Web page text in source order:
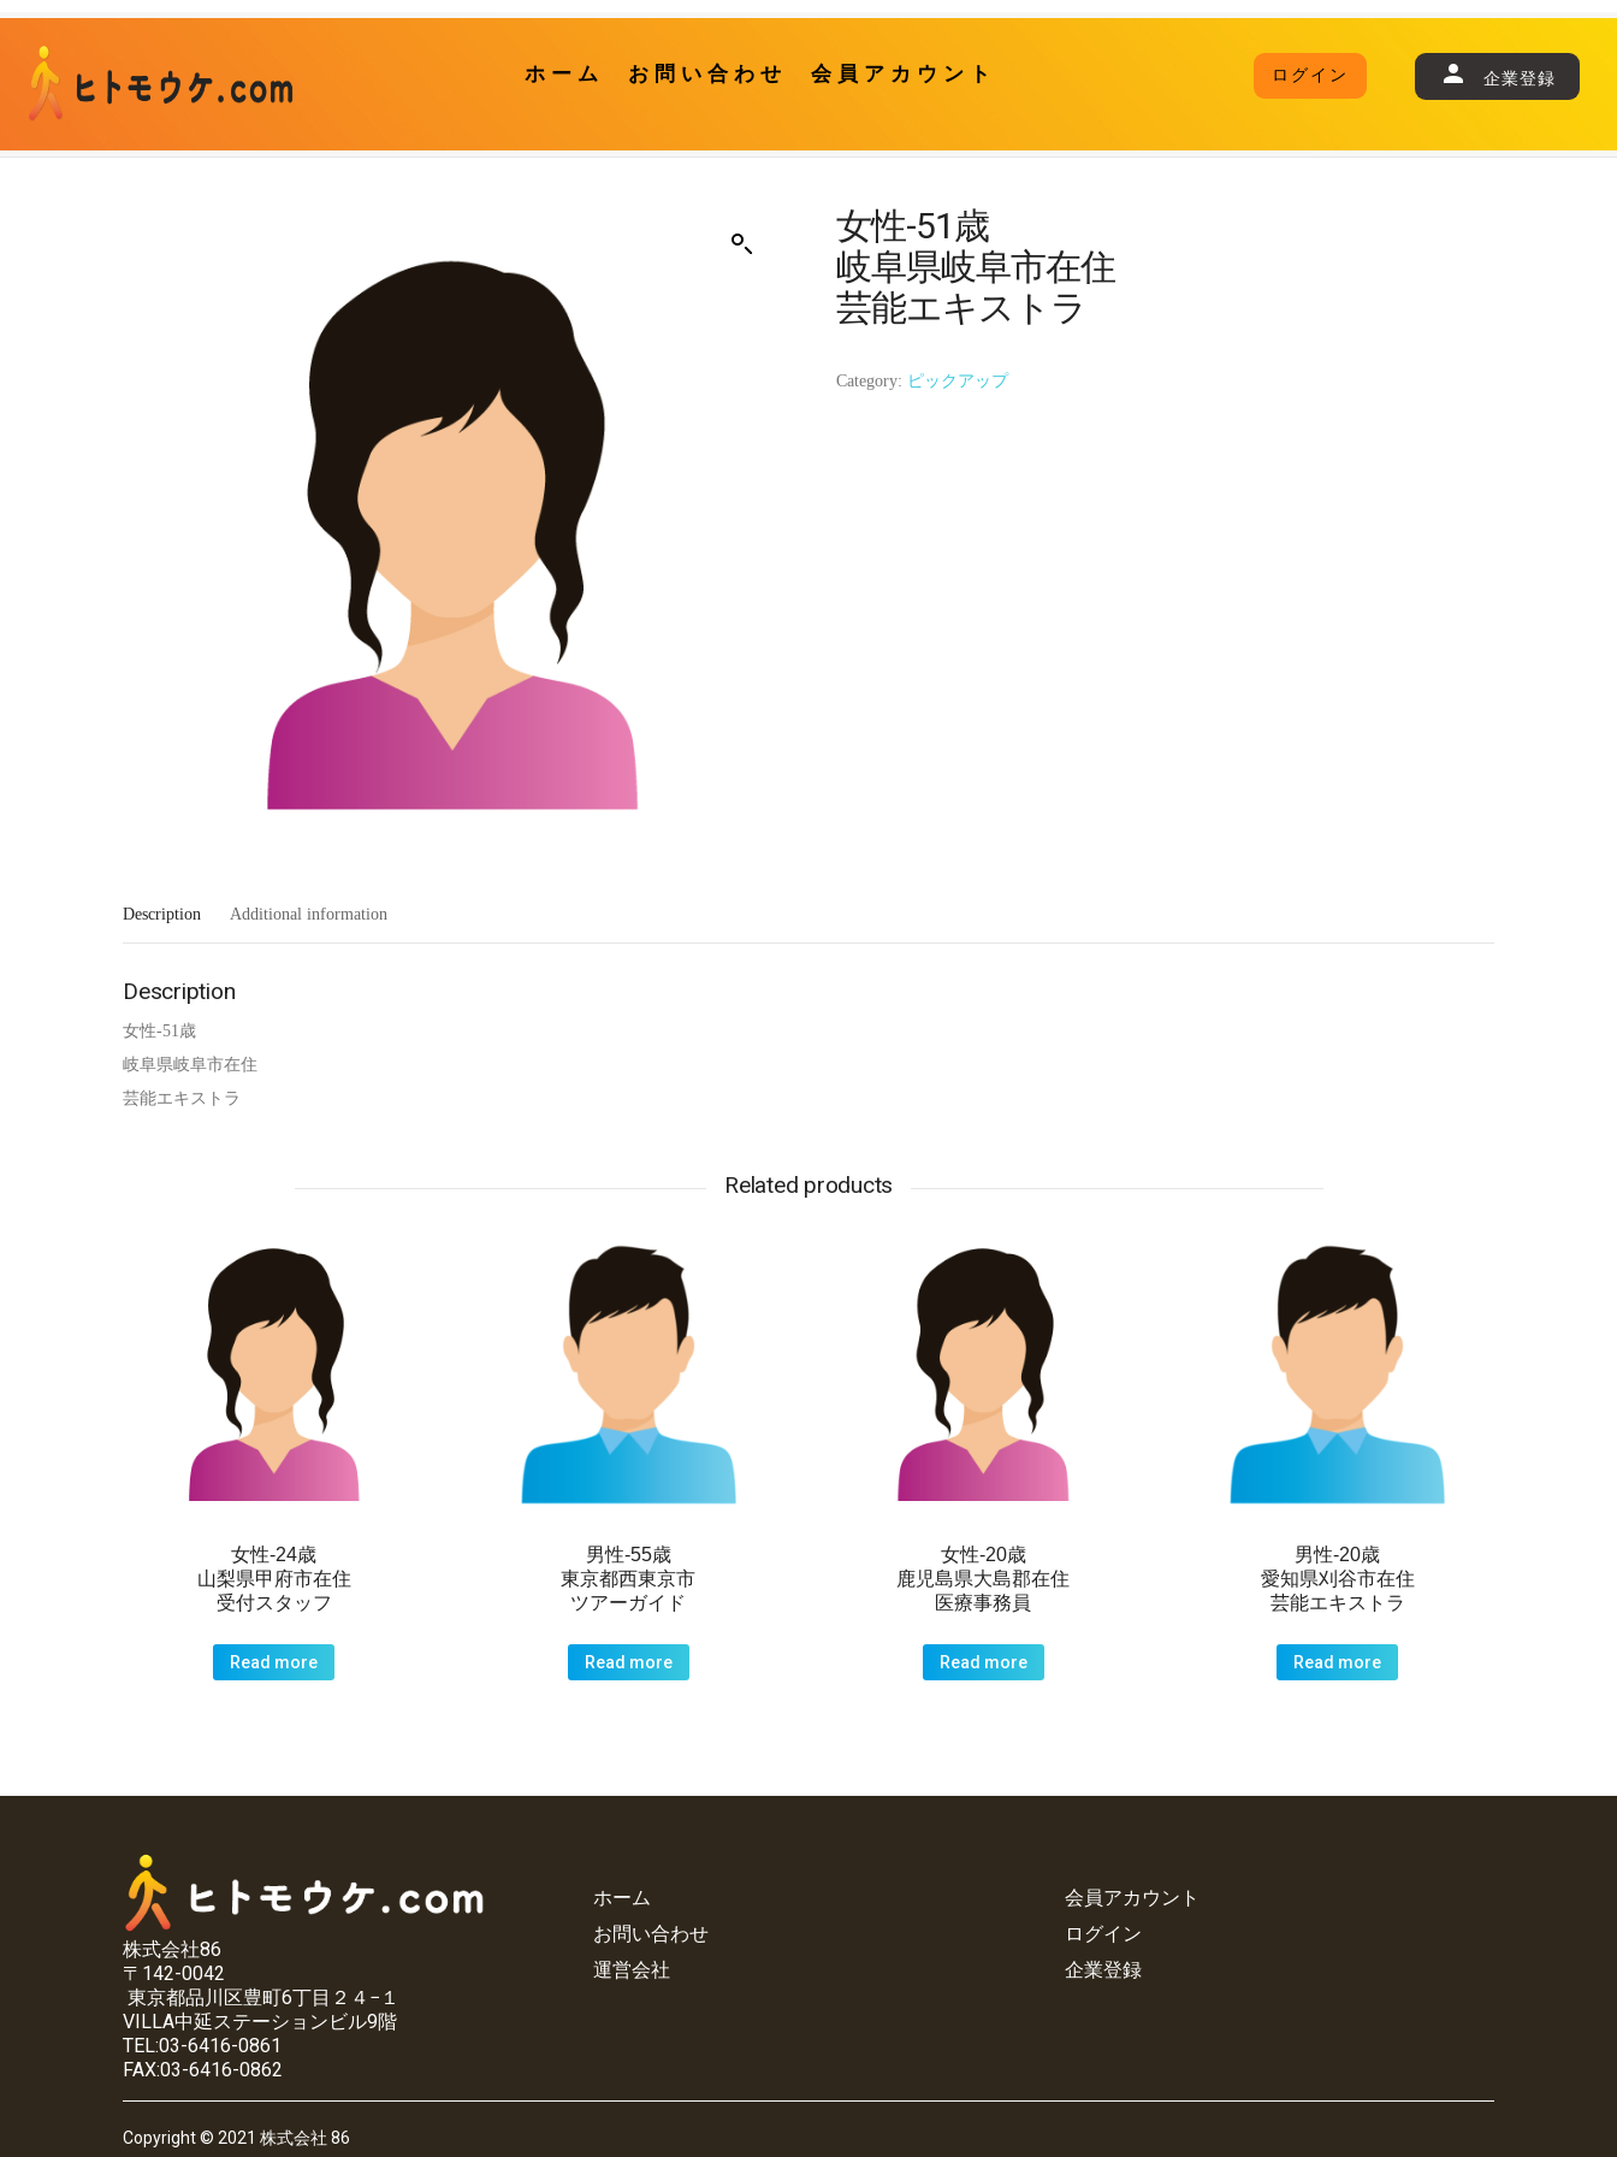
ホーム お問い合わせ 会員アカウント ログイン 企業登録
女性-51歳
岐阜県岐阜市在住
芸能エキストラ
Category: ピックアップ
Description Additional information
Description
女性-51歳
岐阜県岐阜市在住
芸能エキストラ
Related products
女性-24歳
山梨県甲府市在住
受付スタッフ
Read more
男性-55歳
東京都西東京市
ツアーガイド
Read more
女性-20歳
鹿児島県大島郡在住
医療事務員
Read more
男性-20歳
愛知県刈谷市在住
芸能エキストラ
Read more
株式会社86
〒142-0042
東京都品川区豊町6丁目２４−１
VILLA中延ステーションビル9階
TEL:03-6416-0861
FAX:03-6416-0862
ホーム
お問い合わせ
運営会社
会員アカウント
ログイン
企業登録
Copyright © 2021 株式会社 86